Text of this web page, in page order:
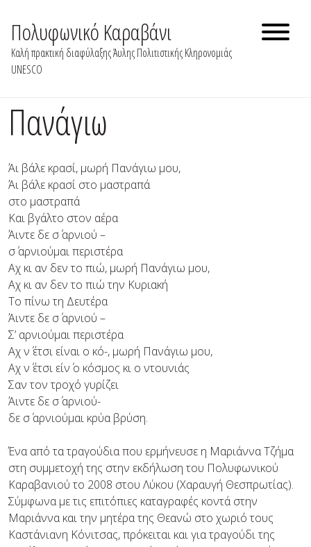
content
Πολυφωνικό Καραβάνι
Καλή πρακτική διαφύλαξης Άυλης Πολιτιστικής Κληρονομιάς
UNESCO
Πανάγιω
Άι βάλε κρασί, μωρή Πανάγιω μου,
Άι βάλε κρασί στο μαστραπά
στο μαστραπά
Και βγάλτο στον αέρα
Άιντε δε σ΄ αρνιού –
σ΄ αρνιούμαι περιστέρα
Aχ κι αν δεν το πιώ, μωρή Πανάγιω μου,
Αχ κι αν δεν το πιώ την Κυριακή
Το πίνω τη Δευτέρα
Άιντε δε σ΄ αρνιού –
Σ’ αρνιούμαι περιστέρα
Αχ ν΄ έτσι είναι ο κό-, μωρή Πανάγιω μου,
Αχ ν΄ έτσι είν΄ ο κόσμος κι ο ντουνιάς
Σαν τον τροχό γυρίζει
Άιντε δε σ΄ αρνιού-
δε σ΄ αρνιούμαι κρύα βρύση.
Ένα από τα τραγούδια που ερμήνευσε η Μαριάννα Τζήμα
στη συμμετοχή της στην εκδήλωση του Πολυφωνικού
Καραβανιού το 2008 στου Λύκου (Xαραυγή Θεσπρωτίας).
Σύμφωνα με τις επιτόπιες καταγραφές κοντά στην
Μαριάννα και την μητέρα της Θεανώ στο χωριό τους
Καστάνιανη Κόνιτσας, πρόκειται και για τραγούδι της